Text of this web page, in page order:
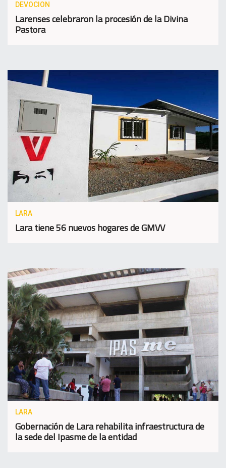
DEVOCION
Larenses celebraron la procesión de la Divina
Pastora
LARA
Lara tiene 56 nuevos hogares de GMVV
LARA
Gobernación de Lara rehabilita infraestructura de
la sede del Ipasme de la entidad